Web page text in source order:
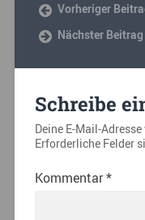
Vorheriger
Nächster Beitrag
Schreibe
Deine E-Mail-
Erforderliche Felder
Kommentar*